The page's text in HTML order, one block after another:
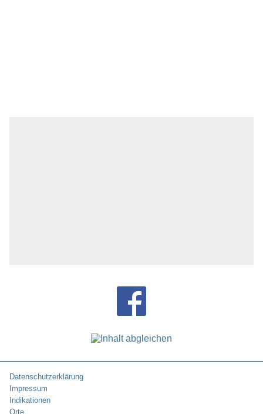
Datenschutzerklärung
Impressum
Indikationen
Orte